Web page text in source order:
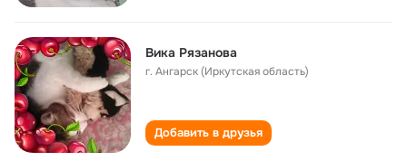
Вика Рязанова
г. Ангарск (Иркутская область)
Добавить в друзья